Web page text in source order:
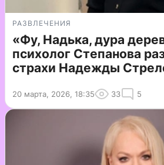
РАЗВЛЕЧЕНИЯ
«Фу, Надька, дура
психолог Степанова
страхи Надежды
20 марта, 2026, 18:35 33 5